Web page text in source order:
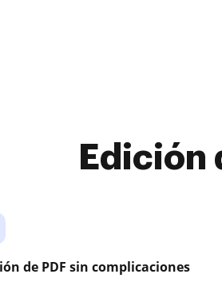
Edición
de PDF sin complicaciones